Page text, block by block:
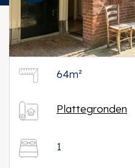
64m²
Plattegronden
1